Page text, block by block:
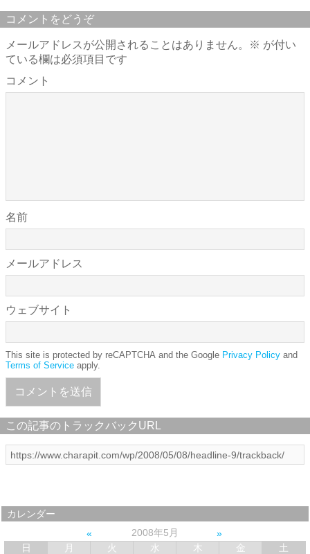
コメントをどうぞ
メールアドレスが公開されることはありません。 ※ が付い
ている欄は必須項目です
コメント
名前
メールアドレス
ウェブサイト
This site is protected by reCAPTCHA and the Google Privacy Policy and
Terms of Service apply.
この記事のトラックバックURL
カレンダー
2008年5月
日
月 火 水 木 金
土